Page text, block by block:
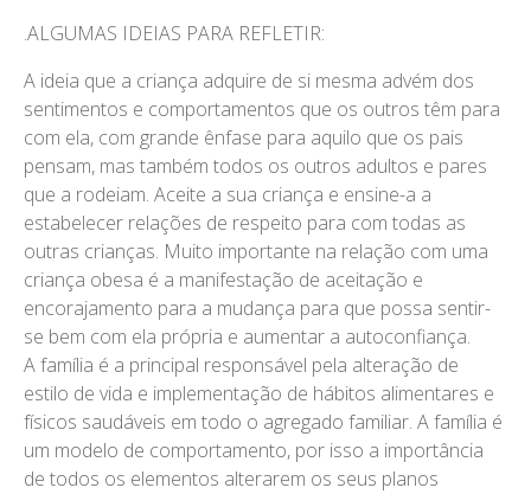
.ALGUMAS IDEIAS PARA REFLETIR:
A ideia que a criança adquire de si mesma advém dos
sentimentos e comportamentos que os outros têm para
com ela, com grande ênfase para aquilo que os pais
pensam, mas também todos os outros adultos e pares
que a rodeiam. Aceite a sua criança e ensine-a a
estabelecer relações de respeito para com todas as
outras crianças. Muito importante na relação com uma
criança obesa é a manifestação de aceitação e
encorajamento para a mudança para que possa sentir-
se bem com ela própria e aumentar a autoconfiança.
A família é a principal responsável pela alteração de
estilo de vida e implementação de hábitos alimentares e
físicos saudáveis em todo o agregado familiar. A família é
um modelo de comportamento, por isso a importância
de todos os elementos alterarem os seus planos